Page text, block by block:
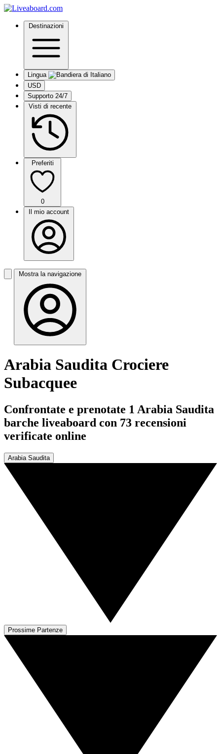
Destinazioni
Lingua
USD
Supporto 24/7
Visti di recente
Preferiti
0
Il mio account
Mostra la navigazione
Arabia Saudita Crociere
Subacquee
Confrontate e prenotate 1 Arabia Saudita
barche liveaboard con 73 recensioni
verificate online
Arabia Saudita
Prossime Partenze